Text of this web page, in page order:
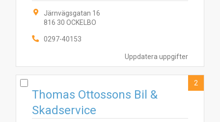
Uppdatera uppgifter
Järnvägsgatan 16
816 30 OCKELBO
0297-40153
Thomas Ottossons Bil &
Skadservice
2